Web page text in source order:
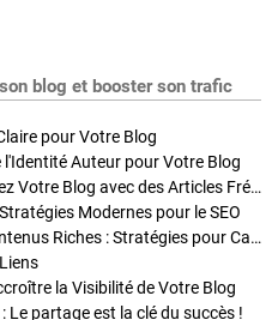
blog et booster son trafic
pour Votre Blog
Auteur pour Votre Blog
Stratégies de Publication : Boostez Votre Blog avec des Articles Fréquents et Exclusifs
Modernes pour le SEO
Enrichir Vos Articles avec des Contenus Riches : Stratégies pour Captiver et Optimiser
la Visibilité de Votre Blog
Le partage est la clé du succès !